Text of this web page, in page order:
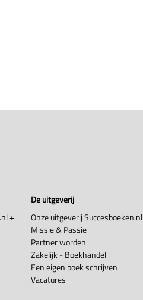
+
De uitgeverij
Onze uitgeverij Succesboeken.nl
Missie & Passie
Partner worden
Zakelijk - Boekhandel
Een eigen boek schrijven
Vacatures